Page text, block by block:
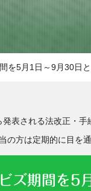
を5月1日～9月30日と
表される法改正・手
の方は定期的に目を
ズ期間を5